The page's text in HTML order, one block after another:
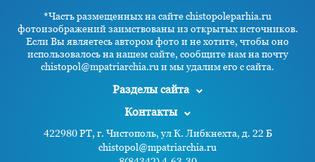
*Часть размещенных на сайте chistopoleparhia.ru
фотоизображений заимствованы из открытых источников.
Если Вы являетесь автором фото и не хотите, чтобы оно
использовалось на нашем сайте, сообщите нам на почту
chistopol@mpatriarchia.ru и мы удалим его с сайта.
Разделы сайта
Контакты
422980 РТ, г. Чистополь, ул К. Либкнехта, д. 22 Б
chistopol@mpatriarchia.ru